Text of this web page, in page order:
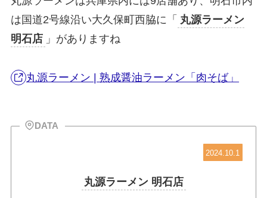
は国道2号線沿い大久保町西脇に「 丸源ラーメン
明石店 」がありますね
丸源ラーメン | 熟成醤油ラーメン「肉そば」
DATA
2024.10.1
丸源ラーメン 明石店